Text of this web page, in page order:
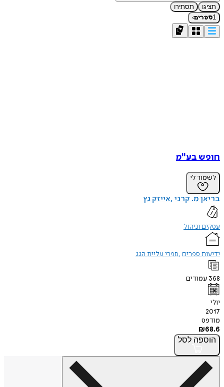
תציגו
תסתירו
1ספרים›
חופש בע"מ
לשמור לי
בריאן מ. קרני אייזק גץ
עסקים וניהול
ידיעות ספרים ספרי עליית הגג
368 עמודים
יולי
2017
מודפס
₪68.6
הוספה לסל